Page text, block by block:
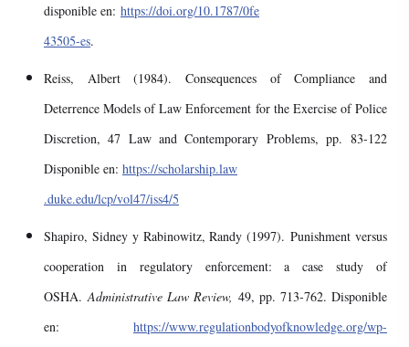
disponible en: https://doi.org/10.1787/0fe
43505-es.
Reiss, Albert (1984). Consequences of Compliance and
Deterrence Models of Law Enforcement for the Exercise of Police
Discretion, 47 Law and Contemporary Problems, pp. 83-122
Disponible en: https://scholarship.law
.duke.edu/lcp/vol47/iss4/5
Shapiro, Sidney y Rabinowitz, Randy (1997). Punishment versus
cooperation in regulatory enforcement: a case study of
OSHA.Administrative Law Review, 49, pp. 713‐762. Disponible
en: https://www.regulationbodyofknowledge.org/wp-